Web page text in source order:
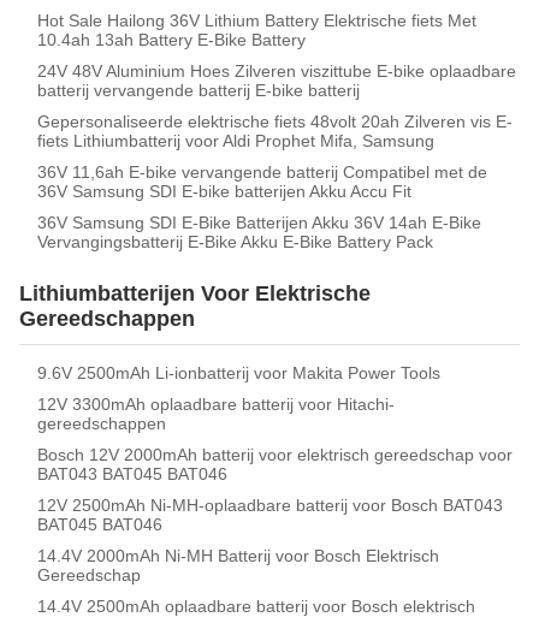
Hot Sale Hailong 36V Lithium Battery Elektrische fiets Met
10.4ah 13ah Battery E-Bike Battery
24V 48V Aluminium Hoes Zilveren viszittube E-bike oplaadbare
batterij vervangende batterij E-bike batterij
Gepersonaliseerde elektrische fiets 48volt 20ah Zilveren vis E-
fiets Lithiumbatterij voor Aldi Prophet Mifa, Samsung
36V 11,6ah E-bike vervangende batterij Compatibel met de
36V Samsung SDI E-bike batterijen Akku Accu Fit
36V Samsung SDI E-Bike Batterijen Akku 36V 14ah E-Bike
Vervangingsbatterij E-Bike Akku E-Bike Battery Pack
Lithiumbatterijen Voor Elektrische
Gereedschappen
9.6V 2500mAh Li-ionbatterij voor Makita Power Tools
12V 3300mAh oplaadbare batterij voor Hitachi-
gereedschappen
Bosch 12V 2000mAh batterij voor elektrisch gereedschap voor
BAT043 BAT045 BAT046
12V 2500mAh Ni-MH-oplaadbare batterij voor Bosch BAT043
BAT045 BAT046
14.4V 2000mAh Ni-MH Batterij voor Bosch Elektrisch
Gereedschap
14.4V 2500mAh oplaadbare batterij voor Bosch elektrisch